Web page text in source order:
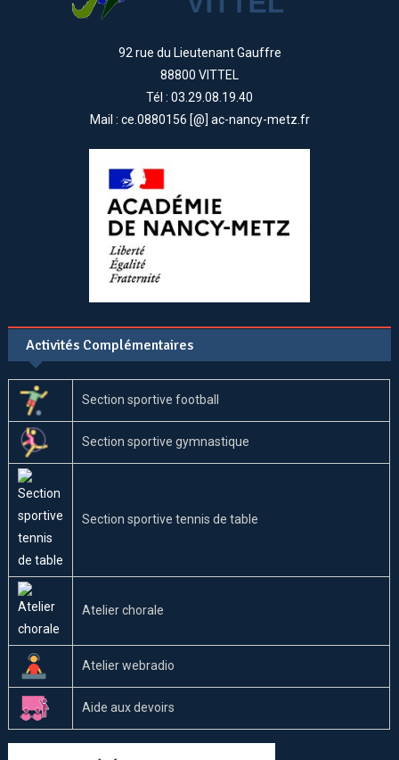
92 rue du Lieutenant Gauffre
88800 VITTEL
Tél : 03.29.08.19.40
Mail : ce.0880156 [@] ac-nancy-metz.fr
Activités Complémentaires
Section sportive football
Section sportive gymnastique
Section sportive tennis de table
Atelier chorale
Atelier webradio
Aide aux devoirs